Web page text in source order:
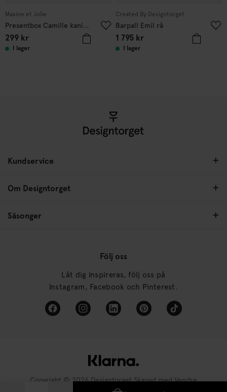
Maxine et Jolie
Presentbox Camille kanin + filt Grön
299 kr
I lager
Created By Designtorget
Barpall Emil rå
1 795 kr
I lager
Kundservice
Om Designtorget
Säsonger
Följ oss
Låt dig inspireras, följ oss på
Instagram, Facebook och Pinterest.
Copyright © 2026 Designtorget Skapad medVendre